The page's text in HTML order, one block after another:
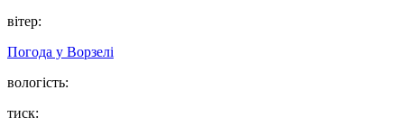
вітер:
Погода у Ворзелі
вологість:
тиск: